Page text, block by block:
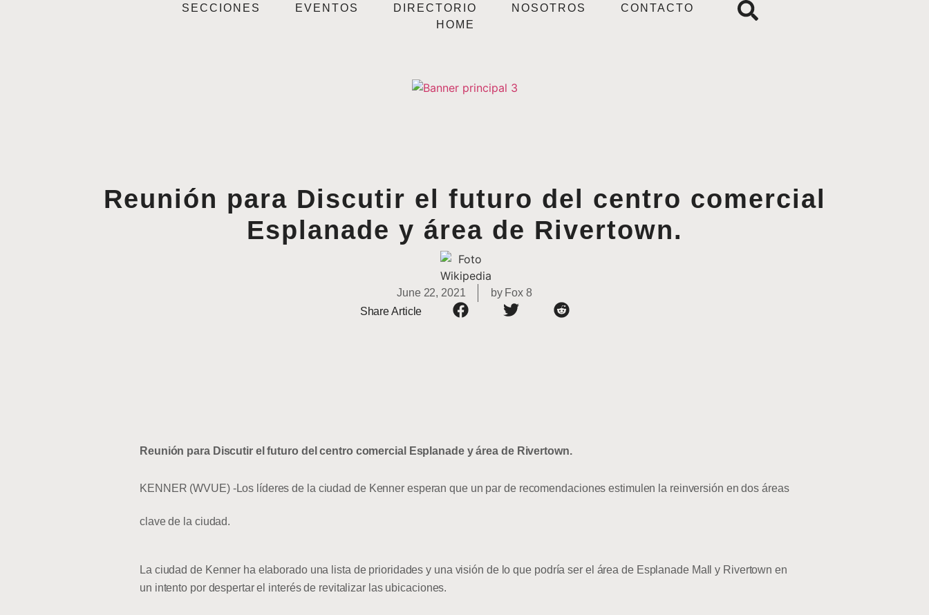
SECCIONES EVENTOS DIRECTORIO NOSOTROS
CONTACTO
HOME
Reunión para Discutir el futuro del centro comercial
Esplanade y área de Rivertown.
June 22, 2021 byFox 8
Share Article
Reunión para Discutir el futuro del centro comercial Esplanade y área de Rivertown.
KENNER (WVUE) -Los líderes de la ciudad de Kenner esperan que un par de recomendaciones estimulen la reinversión en dos áreas
clave de la ciudad.
La ciudad de Kenner ha elaborado una lista de prioridades y una visión de lo que podría ser el área de Esplanade Mall y Rivertown en
un intento por despertar el interés de revitalizar las ubicaciones.